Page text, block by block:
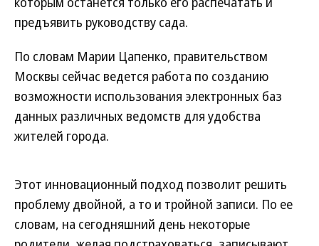
предъявить руководству сада.
По словам Марии Цапенко, правительством
Москвы сейчас ведется работа по созданию
возможности использования электронных баз
данных различных ведомств для удобства
жителей города.
Этот инновационный подход позволит решить
проблему двойной, а то и тройной записи. По ее
словам, на сегодняшний день некоторые